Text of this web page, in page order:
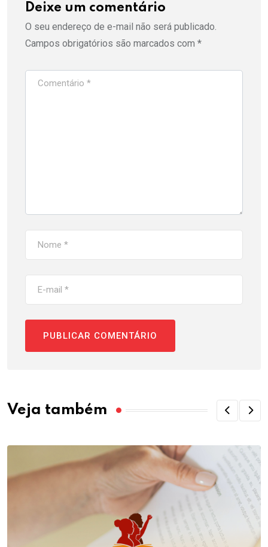
Deixe um comentário
O seu endereço de e-mail não será publicado.
Campos obrigatórios são marcados com *
Veja também